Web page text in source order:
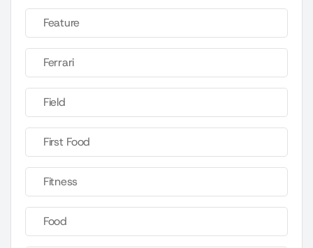
Feature
Ferrari
Field
First Food
Fitness
Food